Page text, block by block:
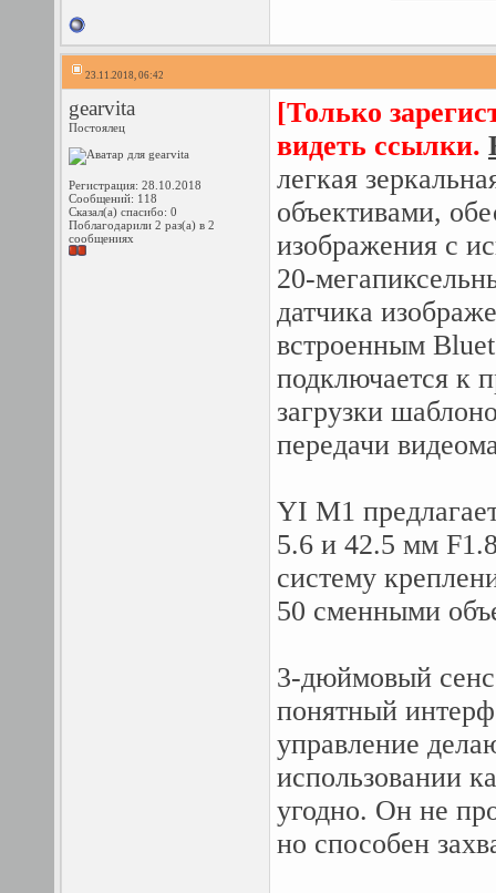
23.11.2018, 06:42
gearvita
Постоялец
Регистрация: 28.10.2018
Сообщений: 118
Сказал(а) спасибо: 0
Поблагодарили 2 раз(а) в 2
сообщениях
[Только
видеть ссылки.
легкая
объективами,
изображения с
20-
датчика
встроенным
подключается к
загрузки
передачи
YI M1
5.6 и 42.5 мм
систему
50 сменными
3-дюймовый
понятный
управление
использовании
угодно. Он не
но способен